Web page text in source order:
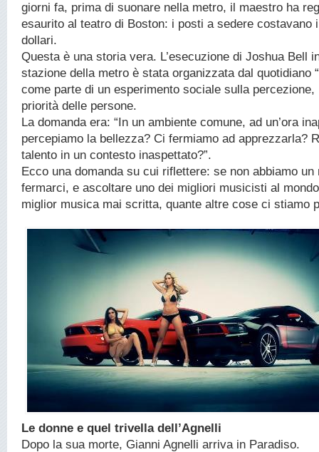
giorni fa, prima di suonare nella metro, il maestro ha
esaurito al teatro di Boston: i posti a sedere costavano
dollari.
Questa è una storia vera. L’esecuzione di Joshua Bell
stazione della metro è stata organizzata dal quotidiano
come parte di un esperimento sociale sulla percezione,
priorità delle persone.
La domanda era: “In un ambiente comune, ad un’ora
percepiamo la bellezza? Ci fermiamo ad apprezzarla?
talento in un contesto inaspettato?”.
Ecco una domanda su cui riflettere: se non abbiamo un
fermarci, e ascoltare uno dei migliori musicisti al
miglior musica mai scritta, quante altre cose ci stiamo
Le donne e quel trivella dell’Agnelli
Dopo la sua morte, Gianni Agnelli arriva in Paradiso.